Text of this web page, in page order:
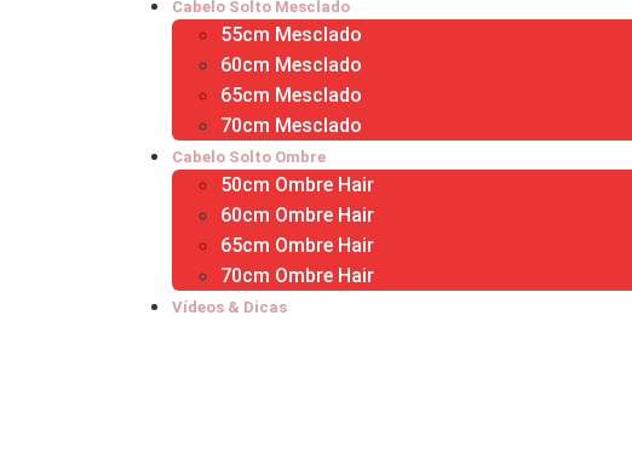
Cabelo Solto Mesclado
55cm Mesclado
60cm Mesclado
65cm Mesclado
70cm Mesclado
Cabelo Solto Ombre
50cm Ombre Hair
60cm Ombre Hair
65cm Ombre Hair
70cm Ombre Hair
Vídeos & Dicas